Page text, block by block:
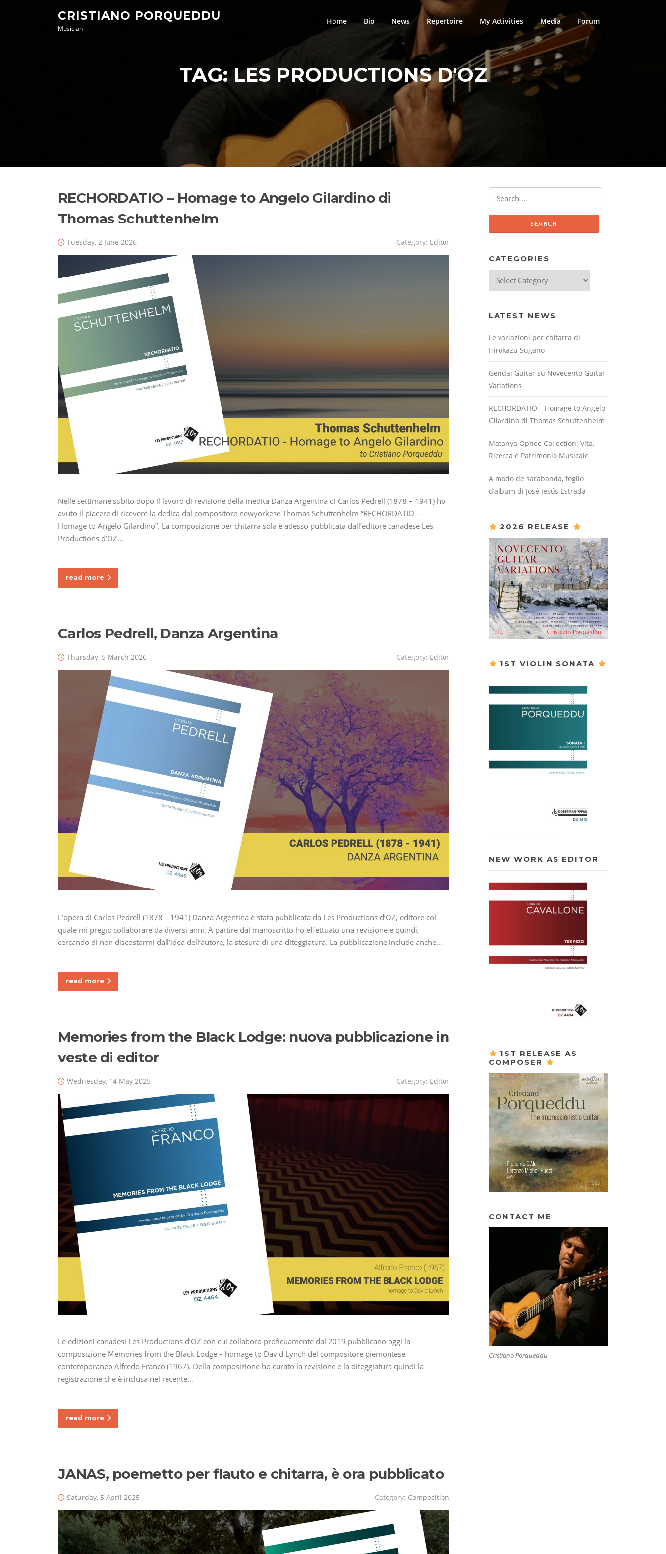
CRISTIANO PORQUEDDU
Musician
Home Bio News Repertoire My Activities Media Forum
TAG:LES PRODUCTIONS D'OZ
RECHORDATIO – Homage to Angelo Gilardino di
Thomas Schuttenhelm
Tuesday, 2 June 2026 Category: Editor
Nelle settimane subito dopo il lavoro di revisione della inedita Danza Argentina di Carlos Pedrell (1878 – 1941) ho
avuto il piacere di ricevere la dedica dal compositore newyorkese Thomas Schuttenhelm “RECHORDATIO –
Homage to Angelo Gilardino”. La composizione per chitarra sola è adesso pubblicata dall’editore canadese Les
Productions d’OZ…
read more
Carlos Pedrell, Danza Argentina
Thursday, 5 March 2026 Category: Editor
L’opera di Carlos Pedrell (1878 – 1941) Danza Argentina è stata pubblicata da Les Productions d’OZ, editore col
quale mi pregio collaborare da diversi anni. A partire dal manoscritto ho effettuato una revisione e quindi,
cercando di non discostarmi dall’idea dell’autore, la stesura di una diteggiatura. La pubblicazione include anche…
read more
Memories from the Black Lodge: nuova pubblicazione in
veste di editor
Wednesday, 14 May 2025 Category: Editor
Le edizioni canadesi Les Productions d’OZ con cui collaboro proficuamente dal 2019 pubblicano oggi la
composizione Memories from the Black Lodge – homage to David Lynch del compositore piemontese
contemporaneo Alfredo Franco (1967). Della composizione ho curato la revisione e la diteggiatura quindi la
registrazione che è inclusa nel recente…
read more
JANAS, poemetto per flauto e chitarra, è ora pubblicato
Saturday, 5 April 2025 Category: Composition
CATEGORIES
Categories
LATEST NEWS
Le variazioni per chitarra di
Hirokazu Sugano
Gendai Guitar su Novecento Guitar
Variations
RECHORDATIO – Homage to Angelo
Gilardino di Thomas Schuttenhelm
Matanya Ophee Collection: Vita,
Ricerca e Patrimonio Musicale
A modo de sarabanda, foglio
d’album di José Jesús Estrada
2026 RELEASE
1ST VIOLIN SONATA
NEW WORK AS EDITOR
1ST RELEASE AS
COMPOSER
CONTACT ME
Cristiano Porqueddu